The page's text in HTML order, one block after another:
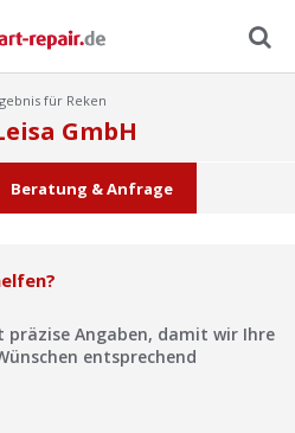
Menu
für Reken
GmbH
Beratung & Anfrage
präzise Angaben, damit wir Ihre
entsprechend